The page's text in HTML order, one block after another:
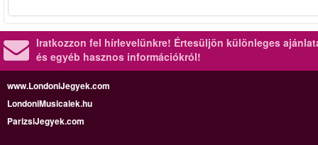
Iratkozzon fel hírlevelünkre! Értesüljön különleges
és egyéb hasznos információkról!
www.LondoniJegyek.com
LondoniMusicalek.hu
ParizsiJegyek.com